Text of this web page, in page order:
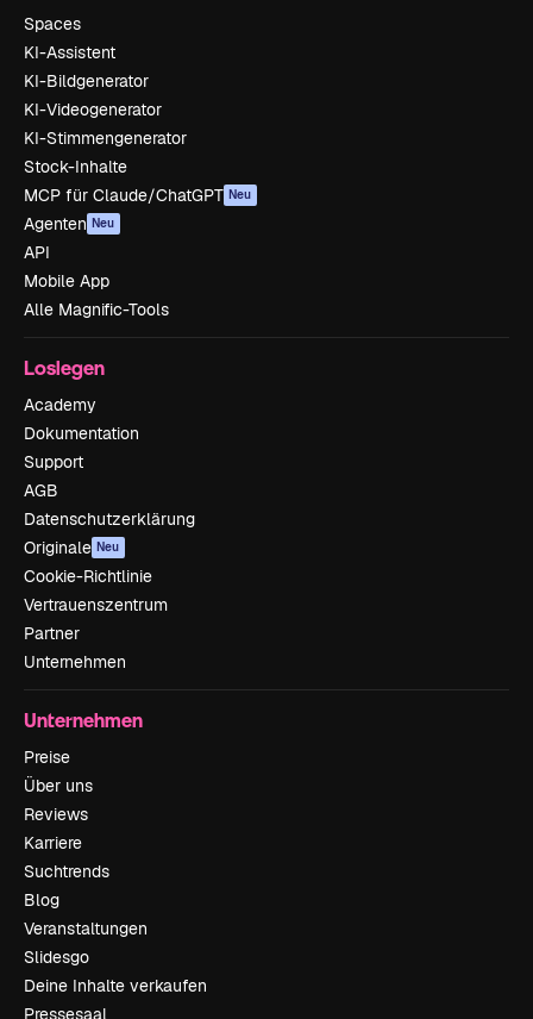
Spaces
KI-Assistent
KI-Bildgenerator
KI-Videogenerator
KI-Stimmengenerator
Stock-Inhalte
MCP für Claude/ChatGPT Neu
Agenten Neu
API
Mobile App
Alle Magnific-Tools
Loslegen
Academy
Dokumentation
Support
AGB
Datenschutzerklärung
Originale Neu
Cookie-Richtlinie
Vertrauenszentrum
Partner
Unternehmen
Unternehmen
Preise
Über uns
Reviews
Karriere
Suchtrends
Blog
Veranstaltungen
Slidesgo
Deine Inhalte verkaufen
Pressesaal